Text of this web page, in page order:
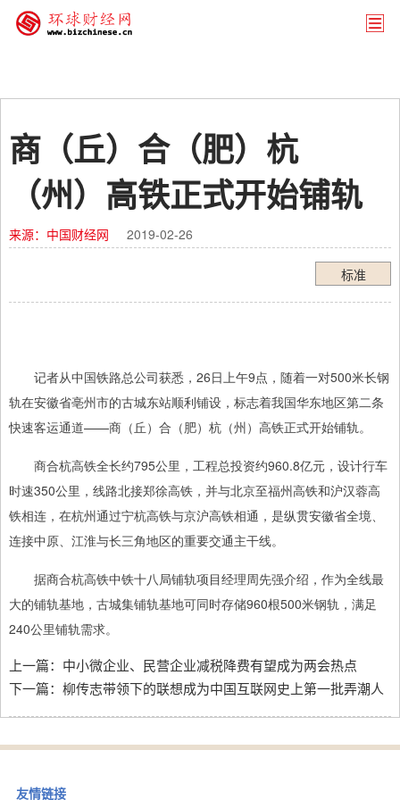
商（丘）合（肥）杭
（州）高铁正式开始铺轨
来源：中国财经网 2019-02-26
标准
记者从中国铁路总公司获悉，26日上午9点，随着一对500米长钢
轨在安徽省亳州市的古城东站顺利铺设，标志着我国华东地区第二条
快速客运通道——商（丘）合（肥）杭（州）高铁正式开始铺轨。
商合杭高铁全长约795公里，工程总投资约960.8亿元，设计行车
时速350公里，线路北接郑徐高铁，并与北京至福州高铁和沪汉蓉高
铁相连，在杭州通过宁杭高铁与京沪高铁相通，是纵贯安徽省全境、
连接中原、江淮与长三角地区的重要交通主干线。
据商合杭高铁中铁十八局铺轨项目经理周先强介绍，作为全线最
大的铺轨基地，古城集铺轨基地可同时存储960根500米钢轨，满足
240公里铺轨需求。
上一篇： 中小微企业、民营企业减税降费有望成为两会热点
下一篇： 柳传志带领下的联想成为中国互联网史上第一批弄潮人
友情链接